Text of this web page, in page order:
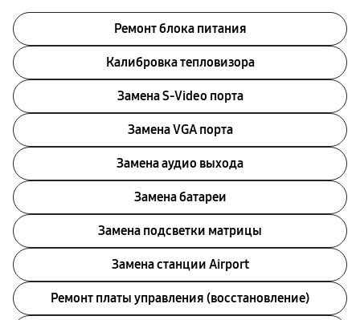
Ремонт блока питания
Калибровка тепловизора
Замена S-Video порта
Замена VGA порта
Замена аудио выхода
Замена батареи
Замена подсветки матрицы
Замена станции Airport
Ремонт платы управления (восстановление)